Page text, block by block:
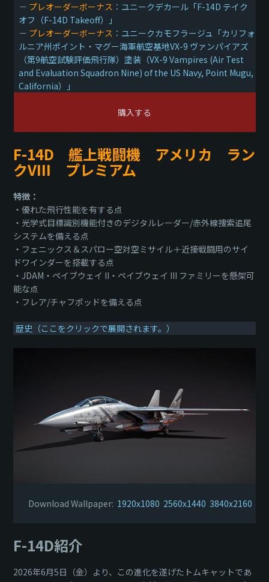
－ プレオーダーボーナス ： ユニークデカール「F-14D テイク
オフ（F-14D Takeoff）」
－ プレオーダーボーナス ： ユニークカモフラージュ「カリフォ
ルニア州ポイント・マグー海軍航空基地VX-9 ヴァンパイアズ
（第9航空試験評価飛行隊）塗装（VX-9 Vampires (Air Test
and Evaluation Squadron Nine) of the US Navy, Point Mugu,
California）」
購入する
F-14D 艦上戦闘機 アメリカ ラン
クVIII プレミアム
特徴：
・優れた飛行性能を有する点
・光学式目標識別機能付きのデジタルレーダー/赤外線捜索追尾
システムを備える点
・フェニックス＆スパロー空対空ミサイル＋近接戦闘用のサイ
ドワインダーを搭載する点
・JDAM・ペイブウェイ II・ペイブウェイ III ファミリーを懸架可
能な点
・フレア/チャフポッドを備える点
歴史（ここをクリックで展開されます。）
Download Wallpaper: 1920x1080 2560x1440 3840x2160
F-14D紹介
2026年6月5日（金）より、この進化を遂げたトムキャットであ